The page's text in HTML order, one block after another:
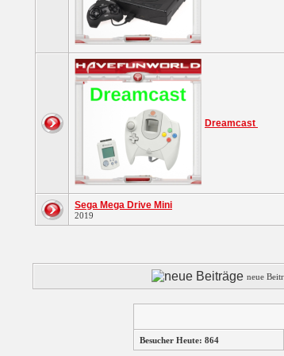
Dreamcast
Sega Mega Drive Mini
2019
neue
Besucher Heute: 864